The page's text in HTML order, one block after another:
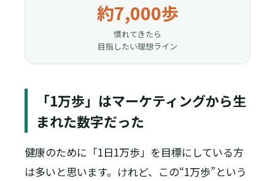
約7,000歩
慣れてきたら
目指したい理想ライン
「1万歩」はマーケティングから生
まれた数字だった
健康のために「1日1万歩」を目標にしている方
は多いと思います。けれど、この“1万歩”という